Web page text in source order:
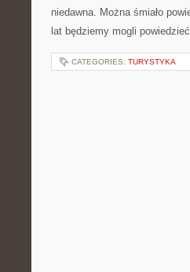
niedawna. Można śmiało
lat będziemy mogli
CATEGORIES: TURYSTYKA